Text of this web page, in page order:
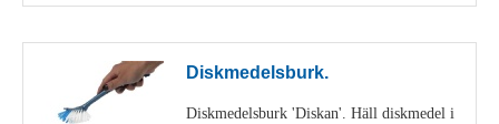
Diskmedelsburk.
Diskmedelsburk 'Diskan'. Häll diskmedel i